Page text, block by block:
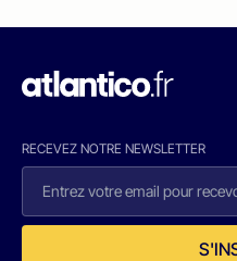
RECEVEZ NOTRE NEWSLETTER